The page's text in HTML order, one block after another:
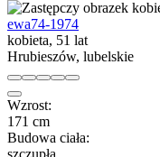
ewa74-1974
kobieta, 51 lat
Hrubieszów, lubelskie
Wzrost:
171 cm
Budowa ciała:
szczupła